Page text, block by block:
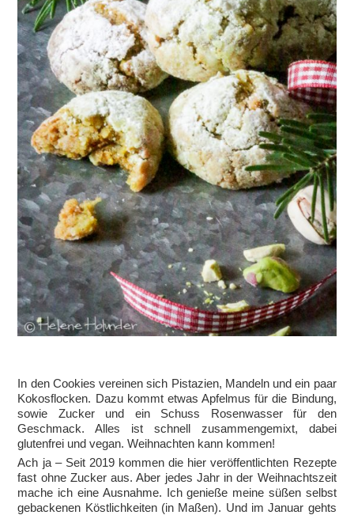
In den Cookies vereinen sich Pistazien, Mandeln und ein paar
Kokosflocken. Dazu kommt etwas Apfelmus für die Bindung,
sowie Zucker und ein Schuss Rosenwasser für den
Geschmack. Alles ist schnell zusammengemixt, dabei
glutenfrei und vegan. Weihnachten kann kommen!
Ach ja – Seit 2019 kommen die hier veröffentlichten Rezepte
fast ohne Zucker aus. Aber jedes Jahr in der Weihnachtszeit
mache ich eine Ausnahme. Ich genieße meine süßen selbst
gebackenen Köstlichkeiten (in Maßen). Und im Januar gehts